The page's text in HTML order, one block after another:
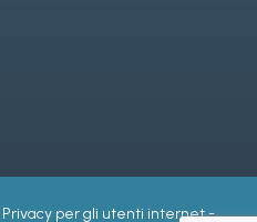
Privacy per gli utenti internet-